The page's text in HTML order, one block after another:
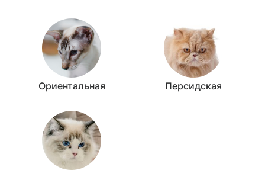
Ориентальная Персидская